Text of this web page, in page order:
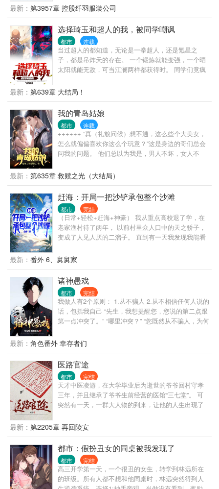
务，还默默地支持着李总的工作。 在公司的模特团队
中，小红、小橙、小黄、小绿、小青，小紫和小兰和
后来加公司的小丹，小菊，小月共十位模特以其鲜明
的个性和出色的专业技能吸引了众人的目光。他们不
仅在T台上展示着时尚的风采，最后还进入公司高层做
领导，也在日常生活中成为了李总和小丽的朋友，为
他们的生活增添了许多色彩。 一场突如其来的商业危
机考验着李总和小丽的智慧和团结，而模特团队也面
出了不为人知的一面，友情和爱情在色彩交织中悄然
绽放。最终，小丽秘书当上公司总经理，通过共同的
努力和理解，他们克服了困难，不仅保住了公司，也
收获了真挚的情感。 这部小说以生动的笔触描绘了现
代职场的复杂人际关系，展现了人们在追求梦想和实
现自我价值过程中的坚持与成长。
最新： 第3957章 控股纤羽服装公司
选择琦玉和超人的我，被同学嘲讽
都市 连载
当过超人的都知道，无论是一拳超人，还是氪星之
子，都是吊炸天的存在。 一个锻炼就能变强，一个晒
太阳就能无敌，可当江澜两样都获得时。 同学们竟疯
英雄的名字。 他们竟然把琦玉老师称为身穿黄色战衣
的秃子，更是称呼超人为内裤外穿的暴露狂。 导致觉
醒时，只能获得他们千万分之一的力量。 穿越而来的
江澜，惊讶的发现，琦玉的天赋、超人的天赋竟然被
划为D级！ 在觉醒仪式上，江澜因为是穿越而来，竟
然可以选择两个天赋。 他毫不犹豫的选择了觉醒琦玉
天赋和超人天赋，顿时招来无数人的嘲讽。 “哈哈，这
个弱智，居然选择D级天赋。” “我变秃也变强了，只能
坚持锻炼、晒太阳。 几年后，面对入侵的神级凶兽，
全国上下一片绝望，人类的末日来临了吗？ 江澜披上
黄色战衣，一拳将其轰成渣滓。 所有人都沉默了，
这，这不对吧...... 而无敌才刚刚开始！
最新： 第639章 大结局！
我的青岛姑娘
都市 连载
++++++ “真（礼貌问候）想不通，这么些个大美女，
怎么就偏偏喜欢你这么个玩意？”这是身边的哥们总会
问我的问题。 他们总以为我是，男人不坏，女人不
的女人不一样： 他们看到的：娱乐圈颜值天花板的当
红女明星，我看到：厌倦娱乐圈等一个人未果的女明
星。 他们看到的：放飞自我的已婚前电视台女主持，
我看到的：一个被丈夫当成筹码需要陪伴和关心的知
心姐姐。 他们看到的：开房车陪我走过两百多个城市
的初恋，我看到的：我爱过也恨过最后却成了我一
生……
最新： 第635章 救赎之光（大结局）
赶海：开局一把沙铲承包整个沙滩
都市 完结
（日常+轻松+赶海+神豪） 我从重点高校退了学，在
老家渔村待了两年， 以前村里众人口中的天之骄子，
变成了人见人厌的二溜子。 直到有一天我发现我能看
赶海工具。 从此，我的人生就像开了挂。 一把沙铲，
轻松日入数千； 一把铁锹，我居然挖到了一桶的黄油
蟹； 一支鱼竿在手，我感觉我承包了大海，属于自己
的大海，大黄花、大红斑… 简介无力，请看正文。
最新： 番外 6、舅舅家
诸神愚戏
都市 完结
我做人有2个原则： 1.从不骗人 2.从不相信任何人说的
话，包括我自己 “先生，我想提醒您，您说的第二点跟
第一点冲突了。” “哪里冲突？” “您既然从不骗人，为何
自己当人。” “？” ... 自我介绍一下，我叫程实，从不骗
人的程实。 什么，你没听说过我？ 没关系，你只是还
没被我骗过。 很快，你就会记得了。 ... 书名，其他均
为推广。 无系统，不无敌，非爽文，介意慎入 ...
最新： 角色番外 幸存者们
医路官途
都市 完结
天才中医凌游，在大学毕业后为逝世的爷爷回村守孝
三年，并且继承了爷爷生前经营的医馆“三七堂”。 可
突然有一天，一群大人物的到来，让他的人生出现了
之后，他明白了下医医人，上医医国的道理，为了救
治更多的人，从而毅然决然的走向了官场，游走在
政、军、商等各种圈子。 从赤脚郎中，到执政一方，
从懵懂青涩，到老成练达，看凌游如何达成他心中“安
得广厦千万间，大庇天下寒士俱欢颜的崇高理想”。
注：本文只是小说，文中提到的药方偏方以及医疗手
法不可尝试。
最新： 第2205章 再回陵安
都市：假扮丑女的同桌被我发现了
都市 完结
高三开学第一天，一个很丑的女生，转学到林远所在
的班级。所有人都不想和他同桌时，林远突然得到人